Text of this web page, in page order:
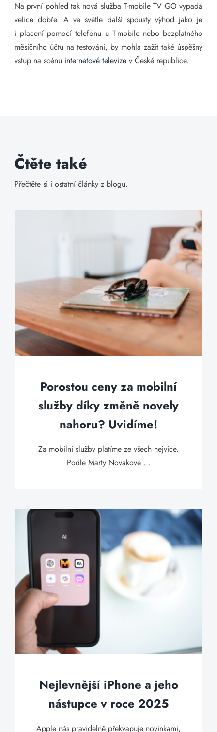
Na první pohled tak nová služba T-mobile TV GO vypadá
velice dobře. A ve světle další spousty výhod jako je
i placení pomocí telefonu u T-mobile nebo bezplatného
měsíčního účtu na testování, by mohla zažít také úspěšný
vstup na scénu internetové televize v České republice.
Čtěte také
Přečtěte si i ostatní články z blogu.
Porostou ceny za mobilní
služby díky změně novely
nahoru? Uvidíme!
Za mobilní služby platíme ze všech nejvíce.
Podle Marty Novákové ...
Nejlevnější iPhone a jeho
nástupce v roce 2025
Apple nás pravidelně překvapuje novinkami,